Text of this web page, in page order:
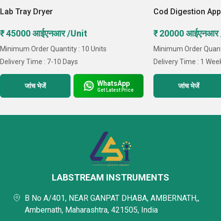
deceive them under any circumstance.
Key Facts of Dhiraj Traders:
Lab Tray Dryer
₹ 45000 आईएनआर /Unit
Minimum Order Quantity : 10 Units
Delivery Time : 7-10 Days
जांच भेजें WhatsApp
Get Latest Price
Cod Digestion
₹ 20000 आईएनआर
Minimum Order
Delivery Time : 1
जांच भेजें
LABSTREAM INSTRUMENTS
B No A/401, NEAR GANPAT DHABA, AMBERNATH,,
Ambernath, Maharashtra, 421505, India